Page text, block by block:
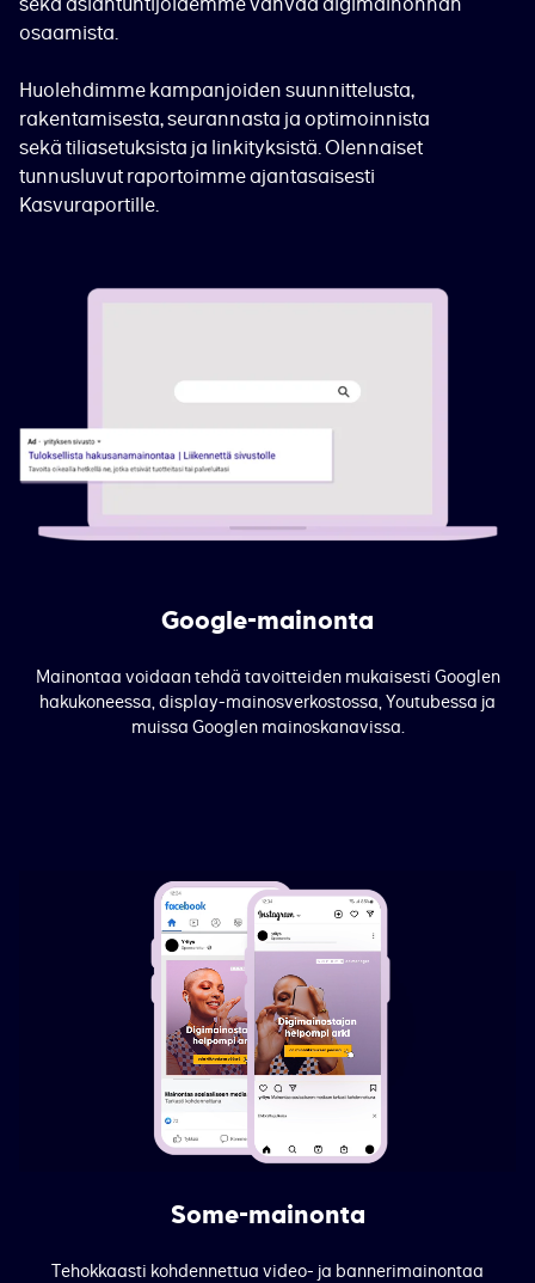
osaamista.
Huolehdimme kampanjoiden suunnittelusta,
rakentamisesta, seurannasta ja optimoinnista
sekä tiliasetuksista ja linkityksistä. Olennaiset
tunnusluvut raportoimme ajantasaisesti
Kasvuraportille.
Google-mainonta
Mainontaa voidaan tehdä tavoitteiden mukaisesti Googlen
hakukoneessa, display-mainosverkostossa, Youtubessa ja
muissa Googlen mainoskanavissa.
Some-mainonta
Tehokkaasti kohdennettua video- ja bannerimainontaa